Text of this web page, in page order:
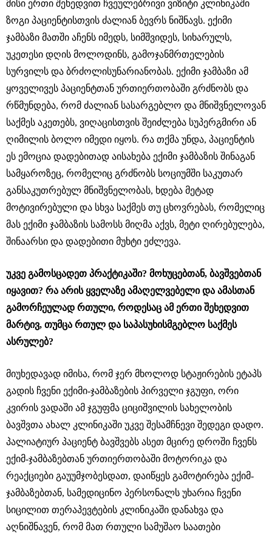
მისი ერთი შეხედვით ჩვეულებრივი ვიზიტი კლინიკაში
ზოგი პაციენტისთვის ძალიან ბევრს ნიშნავს. ექიმი
ჯამბაზი მათში აჩენს იმედს, სიმშვიდეს, სიხარულს,
უკეთესი დღის მოლოდინს, გამოჯანმრთელების
სურვილს და ბრძოლისუნარიანობას. ექიმი ჯამბაზი ამ
ყოველივეს პაციენტთან ურთიერთობაში გრძნობს და
რწმუნდება, რომ ძალიან სასარგებლო და მნიშვნელოვან
საქმეს აკეთებს, ვიღაცისთვის შეიძლება სუპერგმირი ან
ღიმილის ბოლო იმედი იყოს. რა თქმა უნდა, პაციენტის
ეს ემოცია დადებითად აისახება ექიმი ჯამბაზის შინაგან
სამყაროზეც, რომელიც გრძნობს სოციუმში საკუთარ
განსაკუთრებულ მნიშვნელობას, ხდება მეტად
მოტივირებული და სხვა საქმეს თუ ცხოვრებას, რომელიც
მას ექიმი ჯამბაზის სამოსს მიღმა აქვს, მეტი ღირებულება,
შინაარსი და დადებითი მუხტი ეძლევა.
უკვე გამოსცადეთ პრაქტიკაში? მოხუცებთან, ბავშვებთან
იყავით? რა არის ყველაზე ამაღელვებელი და ამასთან
გამორჩეულად რთული, როდესაც ამ ერთი შეხედვით
მარტივ, თუმცა რთულ და საპასუხისმგებლო საქმეს
ასრულებ?
მიუხედავად იმისა, რომ ჯერ მხოლოდ სტაჟირების ეტაპს
გადის ჩვენი ექიმი-ჯამბაზების პირველი ჯგუფი, ორი
კვირის ვადაში ამ ჯგუფმა ციციშვილის სახელობის
ბავშვთა ახალ კლინიკაში უკვე შესამჩნევი შედეგი დადო.
პალიატიურ პაციენტ ბავშვებს ასეთ მცირე დროში ჩვენს
ექიმ-ჯამბაზებთან ურთიერთობაში მოტორიკა და
რეაქციები გაუუმჯობესდათ, დაიწყეს გამოტირება ექიმ-
ჯამბაზებთან, სამედიცინო პერსონალს უხარია ჩვენი
სიცილით თერაპევტების კლინიკაში დანახვა და
აღნიშნავენ, რომ მათ რთული სამუშაო საათები